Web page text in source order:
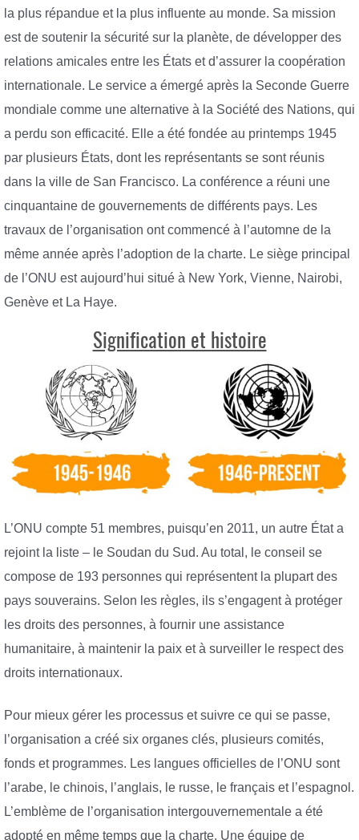
la plus répandue et la plus influente au monde. Sa mission
est de soutenir la sécurité sur la planète, de développer des
relations amicales entre les États et d’assurer la coopération
internationale. Le service a émergé après la Seconde Guerre
mondiale comme une alternative à la Société des Nations, qui
a perdu son efficacité. Elle a été fondée au printemps 1945
par plusieurs États, dont les représentants se sont réunis
dans la ville de San Francisco. La conférence a réuni une
cinquantaine de gouvernements de différents pays. Les
travaux de l’organisation ont commencé à l’automne de la
même année après l’adoption de la charte. Le siège principal
de l’ONU est aujourd’hui situé à New York, Vienne, Nairobi,
Genève et La Haye.
Signification et histoire
L’ONU compte 51 membres, puisqu’en 2011, un autre État a
rejoint la liste – le Soudan du Sud. Au total, le conseil se
compose de 193 personnes qui représentent la plupart des
pays souverains. Selon les règles, ils s’engagent à protéger
les droits des personnes, à fournir une assistance
humanitaire, à maintenir la paix et à surveiller le respect des
droits internationaux.
Pour mieux gérer les processus et suivre ce qui se passe,
l’organisation a créé six organes clés, plusieurs comités,
fonds et programmes. Les langues officielles de l’ONU sont
l’arabe, le chinois, l’anglais, le russe, le français et l’espagnol.
L’emblème de l’organisation intergouvernementale a été
adopté en même temps que la charte. Une équipe de